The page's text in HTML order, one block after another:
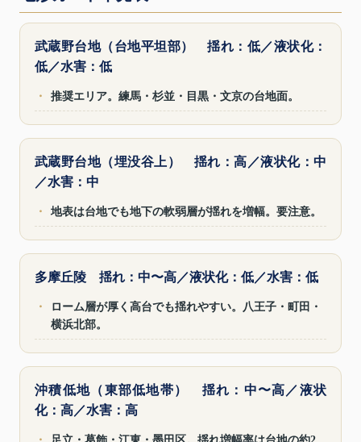
武蔵野台地（台地平坦部） 揺れ：低／液状化：
低／水害：低
・ 推奨エリア。練馬・杉並・目黒・文京の台地面。
武蔵野台地（埋没谷上） 揺れ：高／液状化：中
／水害：中
・ 地表は台地でも地下の軟弱層が揺れを増幅。要注意。
多摩丘陵 揺れ：中〜高／液状化：低／水害：低
・
ローム層が厚く高台でも揺れやすい。八王子・町田・
横浜北部。
沖積低地（東部低地帯） 揺れ：中〜高／液状
化：高／水害：高